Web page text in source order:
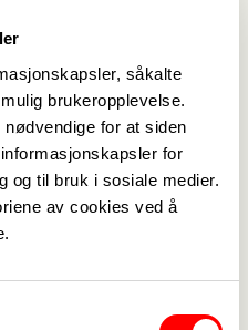
såkalte
brukeropplevelse.
for at siden
for
og til bruk i sosiale medier.
av cookies ved å